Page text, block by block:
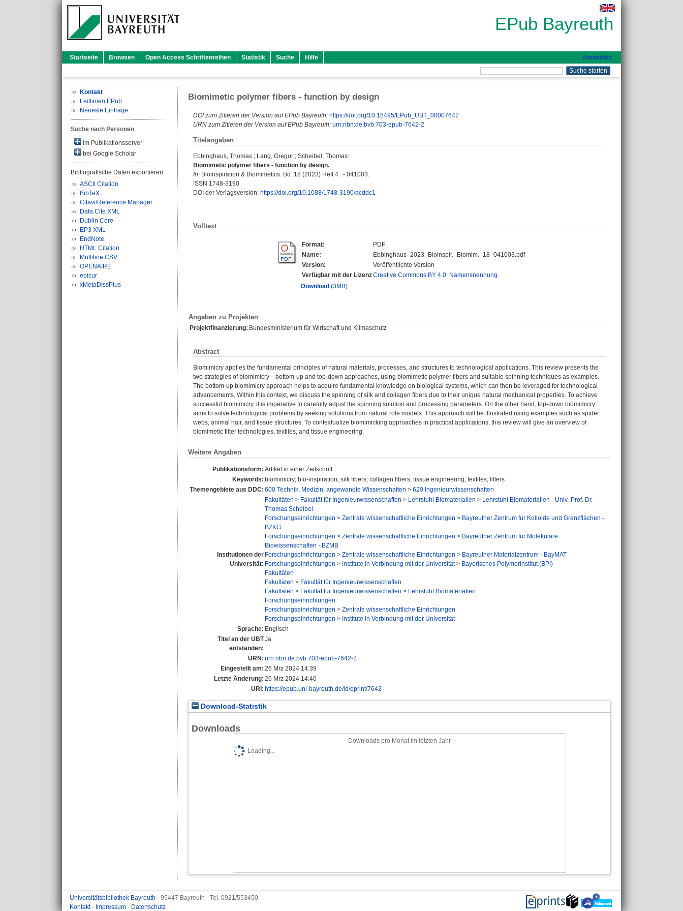
EPub Bayreuth
Startseite Browsen Open Access Schriftenreihen Statistik Suche Hilfe Anmelden
Kontakt
Leitlinien EPub
Neueste Einträge
Suche nach Personen
im Publikationsserver
bei Google Scholar
Bibliografische Daten exportieren
ASCII Citation
BibTeX
Citavi/Reference Manager
Data Cite XML
Dublin Core
EP3 XML
EndNote
HTML Citation
Multiline CSV
OPENAIRE
epicur
xMetaDissPlus
Biomimetic polymer fibers - function by design
DOI zum Zitieren der Version auf EPub Bayreuth: https://doi.org/10.15495/EPub_UBT_00007642
URN zum Zitieren der Version auf EPub Bayreuth: urn:nbn:de:bvb:703-epub-7642-2
Titelangaben
Ebbinghaus, Thomas ; Lang, Gregor ; Scheibel, Thomas:
Biomimetic polymer fibers - function by design.
In: Bioinspiration & Biomimetics. Bd. 18 (2023) Heft 4 . - 041003.
ISSN 1748-3190
DOI der Verlagsversion: https://doi.org/10.1088/1748-3190/acddc1
Volltext
Format:
PDF
Name:
Ebbinghaus_2023_Bioinspir._Biomim._18_041003.pdf
Version:
Veröffentlichte Version
Verfügbar mit der LizenzCreative Commons BY 4.0: Namensnennung
Download (3MB)
Angaben zu Projekten
Projektfinanzierung: Bundesministerium für Wirtschaft und Klimaschutz
Abstract
Biomimicry applies the fundamental principles of natural materials, processes, and structures to technological applications. This review presents the
two strategies of biomimicry—bottom-up and top-down approaches, using biomimetic polymer fibers and suitable spinning techniques as examples.
The bottom-up biomimicry approach helps to acquire fundamental knowledge on biological systems, which can then be leveraged for technological
advancements. Within this context, we discuss the spinning of silk and collagen fibers due to their unique natural mechanical properties. To achieve
successful biomimicry, it is imperative to carefully adjust the spinning solution and processing parameters. On the other hand, top-down biomimicry
aims to solve technological problems by seeking solutions from natural role models. This approach will be illustrated using examples such as spider
webs, animal hair, and tissue structures. To contextualize biomimicking approaches in practical applications, this review will give an overview of
biomimetic filter technologies, textiles, and tissue engineering.
Weitere Angaben
Publikationsform: Artikel in einer Zeitschrift
Keywords: biomimicry; bio-inspiration; silk fibers; collagen fibers; tissue engineering; textiles; filters
Themengebiete aus DDC: 600 Technik, Medizin, angewandte Wissenschaften > 620 Ingenieurwissenschaften
Institutionen der
Universität:
Fakultäten > Fakultät für Ingenieurwissenschaften > Lehrstuhl Biomaterialien > Lehrstuhl Biomaterialien - Univ.-Prof. Dr.
Thomas Scheibel
Forschungseinrichtungen > Zentrale wissenschaftliche Einrichtungen > Bayreuther Zentrum für Kolloide und Grenzflächen -
BZKG
Forschungseinrichtungen > Zentrale wissenschaftliche Einrichtungen > Bayreuther Zentrum für Molekulare
Biowissenschaften - BZMB
Forschungseinrichtungen > Zentrale wissenschaftliche Einrichtungen > Bayreuther Materialzentrum - BayMAT
Forschungseinrichtungen > Institute in Verbindung mit der Universität> Bayerisches Polymerinstitut (BPI)
Fakultäten
Fakultäten > Fakultät für Ingenieurwissenschaften
Fakultäten > Fakultät für Ingenieurwissenschaften > Lehrstuhl Biomaterialien
Forschungseinrichtungen
Forschungseinrichtungen > Zentrale wissenschaftliche Einrichtungen
Forschungseinrichtungen > Institute in Verbindung mit der Universität
Sprache: Englisch
Titel an der UBT
entstanden:
Ja
URN: urn:nbn:de:bvb:703-epub-7642-2
Eingestellt am: 26 Mrz 2024 14:39
Letzte Änderung: 26 Mrz 2024 14:40
URI: https://epub.uni-bayreuth.de/id/eprint/7642
Download-Statistik
Downloads
Downloads pro Monat im letzten Jahr
Loading...
Universitätsbibliothek Bayreuth - 95447 Bayreuth - Tel. 0921/553450
Kontakt- Impressum - Datenschutz